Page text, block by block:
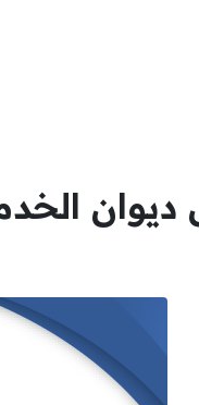
الخدمة